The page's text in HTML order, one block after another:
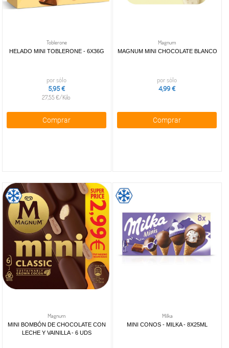
Toblerone
HELADO MINI TOBLERONE - 6X36G
por sólo
5,95 €
27,55 €/Kilo
Comprar
Magnum
MAGNUM MINI CHOCOLATE BLANCO
por sólo
4,99 €
Comprar
Magnum
MINI BOMBÓN DE CHOCOLATE CON
LECHE Y VAINILLA - 6 UDS
Milka
MINI CONOS - MILKA - 8X25ML